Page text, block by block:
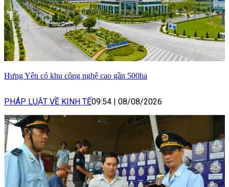
Hưng Yên có khu công nghệ cao gần 500ha
PHÁP LUẬT VỀ KINH TẾ09:54 | 08/08/2026